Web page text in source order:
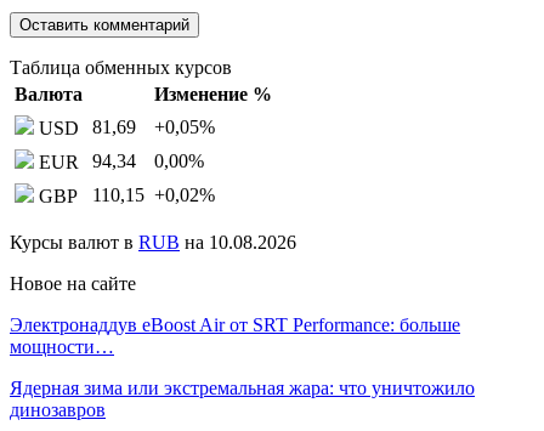
Таблица обменных курсов
Валюта
Изменение %
USD
81,69 +0,05%
EUR
94,34 0,00%
GBP
110,15 +0,02%
Курсы валют в RUB на 10.08.2026
Новое на сайте
Электронаддув eBoost Air от SRT Performance: больше
мощности…
Ядерная зима или экстремальная жара: что уничтожило
динозавров